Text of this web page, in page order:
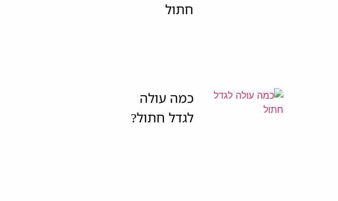
חתול
כמה עולה
לגדל חתול?